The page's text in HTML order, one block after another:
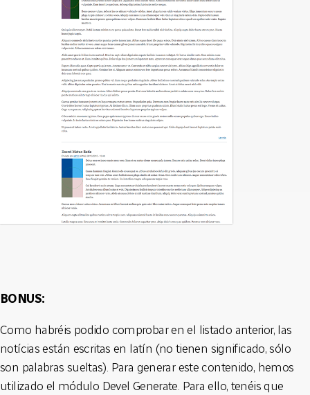
BONUS:
Como habréis podido comprobar en el listado anterior, las
notícias están escritas en latín (no tienen significado, sólo
son palabras sueltas). Para generar este contenido, hemos
utilizado el módulo Devel Generate. Para ello, tenéis que